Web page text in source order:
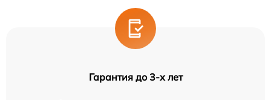
Гарантия до 3-х лет